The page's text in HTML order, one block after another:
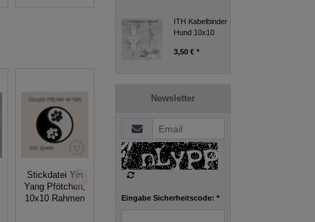
Stickdatei Yin
Yang Pfötchen,
10x10 Rahmen
ITH
Zitrone
Aloha
ITH Kabelbinder
Hund 10x10
3,50 € *
Newsletter
Eingabe Sicherheitscode: *